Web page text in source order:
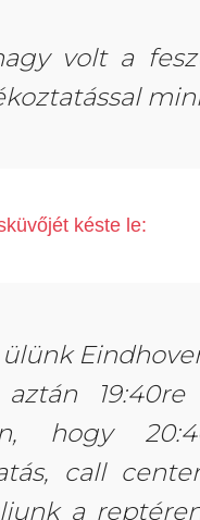
volt a
késte le:
aztán
hogy
call
a